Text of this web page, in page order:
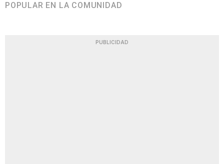
POPULAR EN LA COMUNIDAD
PUBLICIDAD